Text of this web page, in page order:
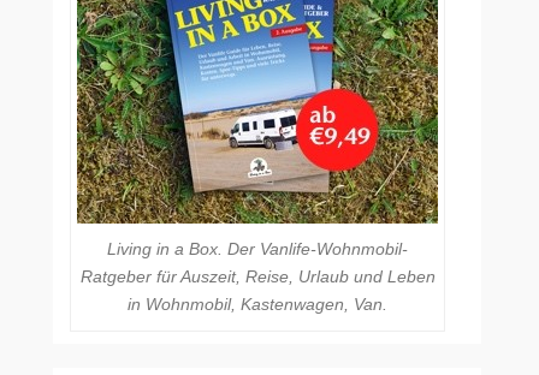
Living in a Box. Der Vanlife-Wohnmobil-
Ratgeber für Auszeit, Reise, Urlaub und Leben
in Wohnmobil, Kastenwagen, Van.